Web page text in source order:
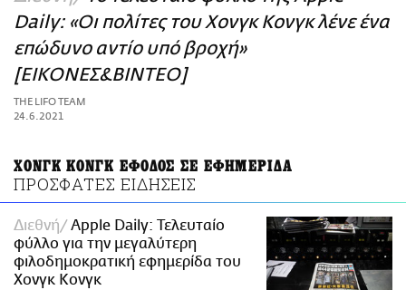
ΑΜΠΑ
PRINT
Daily: «Οι πολίτες του Χονγκ Κονγκ λένε ένα
επώδυνο αντίο υπό βροχή»
[ΕΙΚΟΝΕΣ&ΒΙΝΤΕΟ]
THE LIFO TEAM
24.6.2021
ΧΟΝΓΚ ΚΟΝΓΚ ΕΦΟΔΟΣ ΣΕ ΕΦΗΜΕΡΙΔΑ
ΠΡΟΣΦΑΤΕΣ ΕΙΔΗΣΕΙΣ
Διεθνή
Apple Daily: Τελευταίο
φύλλο για την μεγαλύτερη
φιλοδημοκρατική εφημερίδα του
Χονγκ Κονγκ